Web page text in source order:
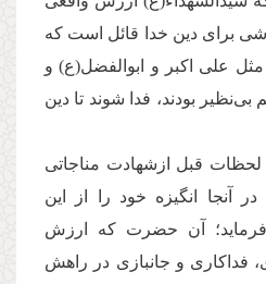
برای دین خدا قائل است كه
علی اكبر و ابوالفضل(ع) و
بودند، فدا شوند تا دین
قبل ازشهادت مناجاتی
آنجا انگیزه خود را از این
آن حضرت که ارزش
فداكاری و جانبازی در راهش